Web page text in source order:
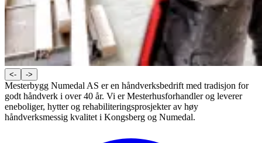
<- ->
Mesterbygg Numedal AS er en håndverksbedrift med tradisjon for
godt håndverk i over 40 år. Vi er Mesterhusforhandler og leverer
eneboliger, hytter og rehabiliteringsprosjekter av høy
håndverksmessig kvalitet i Kongsberg og Numedal.